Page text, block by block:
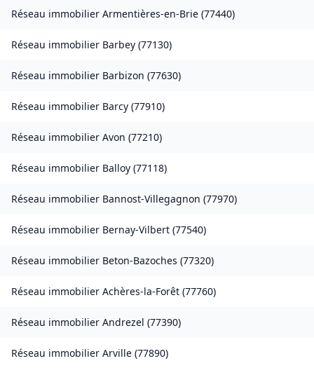
Réseau immobilier Armentières-en-Brie (77440)
Réseau immobilier Barbey (77130)
Réseau immobilier Barbizon (77630)
Réseau immobilier Barcy (77910)
Réseau immobilier Avon (77210)
Réseau immobilier Balloy (77118)
Réseau immobilier Bannost-Villegagnon (77970)
Réseau immobilier Bernay-Vilbert (77540)
Réseau immobilier Beton-Bazoches (77320)
Réseau immobilier Achères-la-Forêt (77760)
Réseau immobilier Andrezel (77390)
Réseau immobilier Arville (77890)